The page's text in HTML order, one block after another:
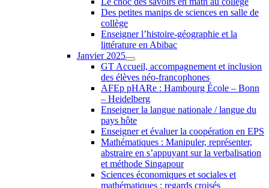
Des petites manips de sciences en salle de
collège
Enseigner l’histoire-géographie et la
littérature en Abibac
Janvier 2025
GT Accueil, accompagnement et inclusion
des élèves néo-francophones
AFEp pHARe : Hambourg École – Bonn
– Heidelberg
Enseigner la langue nationale / langue du
pays hôte
Enseigner et évaluer la coopération en EPS
Mathématiques : Manipuler, représenter,
abstraire en s’appuyant sur la verbalisation
et méthode Singapour
Sciences économiques et sociales et
mathématiques : regards croisés